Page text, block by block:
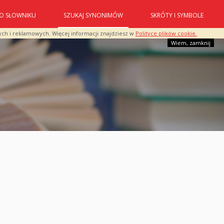
i reklamowych. Więcej informacji znajdziesz w Polityce plików cookie.
Wiem, zamknij
O SŁOWNIKU SZUKAJ SYNONIMÓW SKRÓTY I SYMBOLE